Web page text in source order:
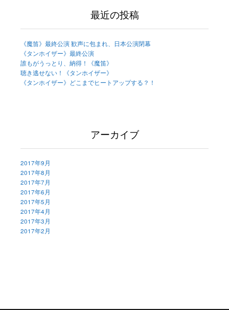
最近の投稿
《魔笛》最終公演 歓声に包まれ、日本公演閉幕
《タンホイザー》最終公演
誰もがうっとり、納得！《魔笛》
聴き逃せない！《タンホイザー》
《タンホイザー》どこまでヒートアップする？！
アーカイブ
2017年9月
2017年8月
2017年7月
2017年6月
2017年5月
2017年4月
2017年3月
2017年2月